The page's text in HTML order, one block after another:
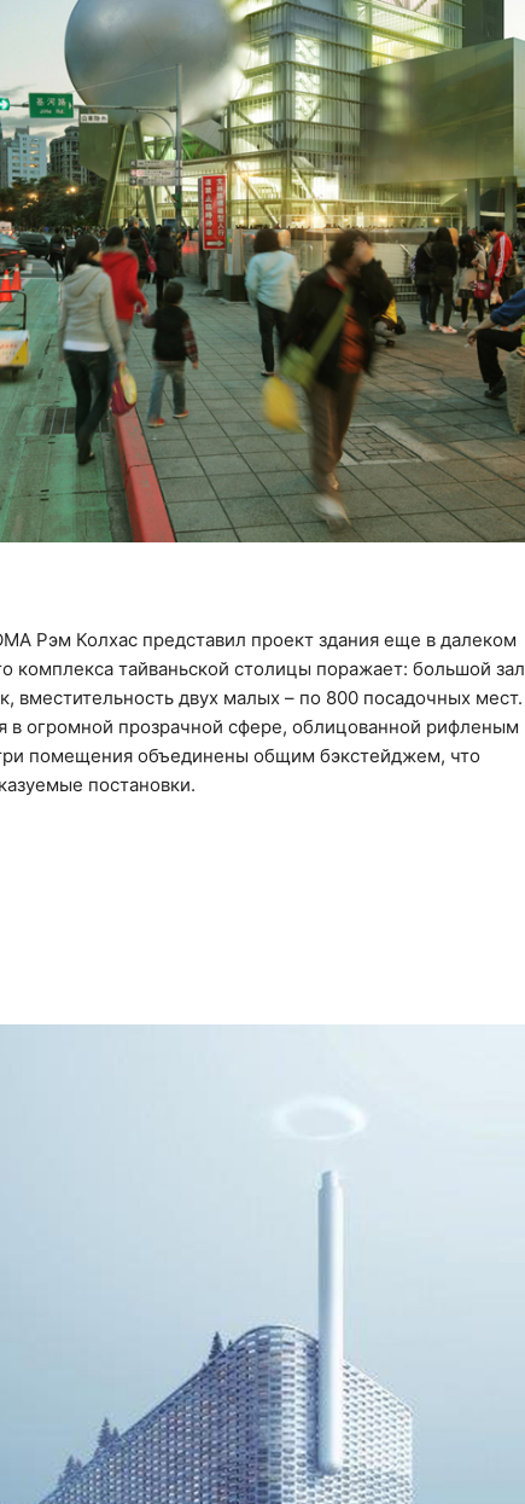
Рэм Колхас представил проект здания еще в далеком
комплекса тайваньской столицы поражает: большой зал
вместительность двух малых – по 800 посадочных мест.
в огромной прозрачной сфере, облицованной рифленым
помещения объединены общим бэкстейджем, что
постановки.